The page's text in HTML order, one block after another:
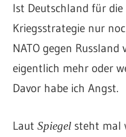
Ist Deutschland für
Kriegsstrategie nur
NATO gegen Russland
eigentlich mehr oder
Davor habe ich Angst.
LautSpiegel steht mal